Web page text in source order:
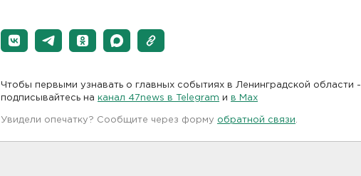
Чтобы первыми узнавать о главных событиях в Ленинградской области -
подписывайтесь на канал 47news в Telegram и в Maх
Увидели опечатку? Сообщите через форму обратной связи